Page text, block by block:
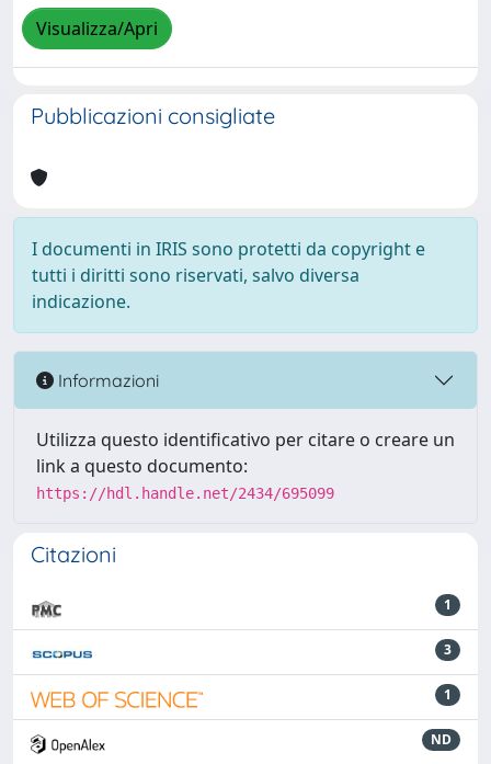
Visualizza/Apri
Pubblicazioni consigliate
I documenti in IRIS sono protetti da copyright e
tutti i diritti sono riservati, salvo diversa
indicazione.
Informazioni
Utilizza questo identificativo per citare o creare un
link a questo documento:
https://hdl.handle.net/2434/695099
Citazioni
1
3
1
ND